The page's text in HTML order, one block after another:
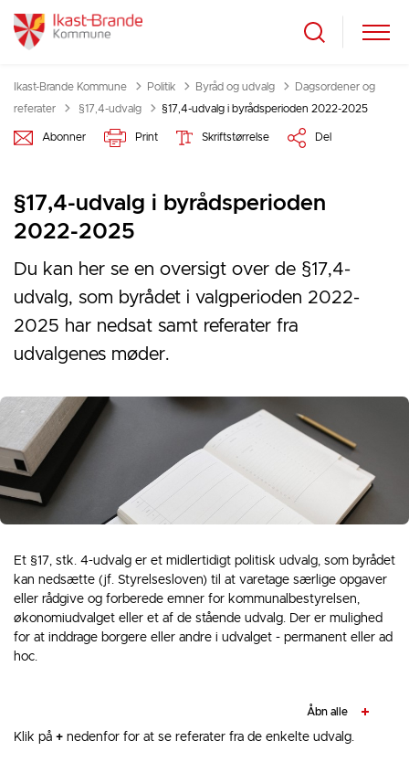
Ikast-Brande Kommune Politik Byråd og udvalg
Dagsordener og
referater
Tilbage til
§17,4-udvalg §17,4-udvalg i byrådsperioden 2022-2025
Abonner Print Skriftstørrelse Del
§17,4-udvalg i byrådsperioden
2022-2025
Du kan her se en oversigt over de §17,4-
udvalg, som byrådet i valgperioden 2022-
2025 har nedsat samt referater fra
udvalgenes møder.
Et §17, stk. 4-udvalg er et midlertidigt politisk udvalg, som byrådet
kan nedsætte (jf. Styrelsesloven) til at varetage særlige opgaver
eller rådgive og forberede emner for kommunalbestyrelsen,
økonomiudvalget eller et af de stående udvalg. Der er mulighed
for at inddrage borgere eller andre i udvalget - permanent eller ad
hoc.
Åbn alle
Klik på + nedenfor for at se referater fra de enkelte udvalg.